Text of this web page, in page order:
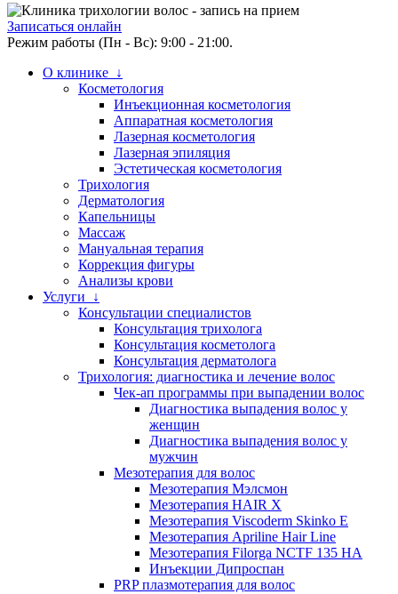
Записаться онлайн
Режим работы (Пн - Вс): 9:00 - 21:00.
О клинике ↓
Косметология
Инъекционная косметология
Аппаратная косметология
Лазерная косметология
Лазерная эпиляция
Эстетическая косметология
Трихология
Дерматология
Капельницы
Массаж
Мануальная терапия
Коррекция фигуры
Анализы крови
Услуги ↓
Консультации специалистов
Консультация трихолога
Консультация косметолога
Консультация дерматолога
Трихология: диагностика и лечение волос
Чек-ап программы при выпадении волос
Диагностика выпадения волос у
женщин
Диагностика выпадения волос у
мужчин
Мезотерапия для волос
Мезотерапия Мэлсмон
Мезотерапия HAIR X
Мезотерапия Viscoderm Skinko E
Мезотерапия Apriline Hair Line
Мезотерапия Filorga NCTF 135 HA
Инъекции Дипроспан
PRP плазмотерапия для волос